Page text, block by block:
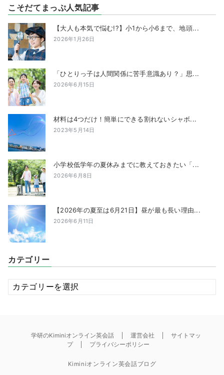
こそだてまっぷ人気記事
【大人も本気で悩む!?】小1から小6まで、地頭...
2026年1月26日
「ひとりっ子は人間関係に苦手意識あり？」思...
2026年6月15日
材料は4つだけ！簡単にできる割れないシャボ...
2023年5月14日
小学校低学年の夏休みまでに教えておきたい「...
2026年6月8日
【2026年の夏至は6月21日】昼が最も長い理由...
2026年6月11日
カテゴリー
カ
テ
学研のKiminiオンライン英会話 運営会社
サイトマッ
プ
プライバシーポリシー
Kiminiオンライン英会話ブログ